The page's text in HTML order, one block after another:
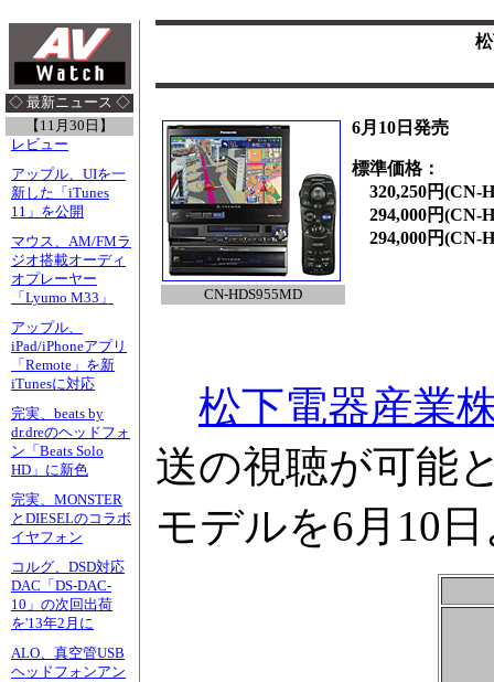
◇ 最新ニュース ◇
【11月30日】
レビュー
アップル、UIを一
新した「iTunes
11」を公開
マウス、AM/FMラ
ジオ搭載オーディ
オプレーヤー
「Lyumo M33」
アップル、
iPad/iPhoneアプリ
「Remote」を新
iTunesに対応
完実、beats by
dr.dreのヘッドフォ
ン「Beats Solo
HD」に新色
完実、MONSTER
とDIESELのコラボ
イヤフォン
コルグ、DSD対応
DAC「DS-DAC-
10」の次回出荷
を'13年2月に
ALO、真空管USB
ヘッドフォンアン
CN-HDS955MD
6月10日発売
標準価格：
320,250円(CN-
294,000円(CN-
294,000円(CN-
松下電器産業
送の視聴が可能
モデルを6月10